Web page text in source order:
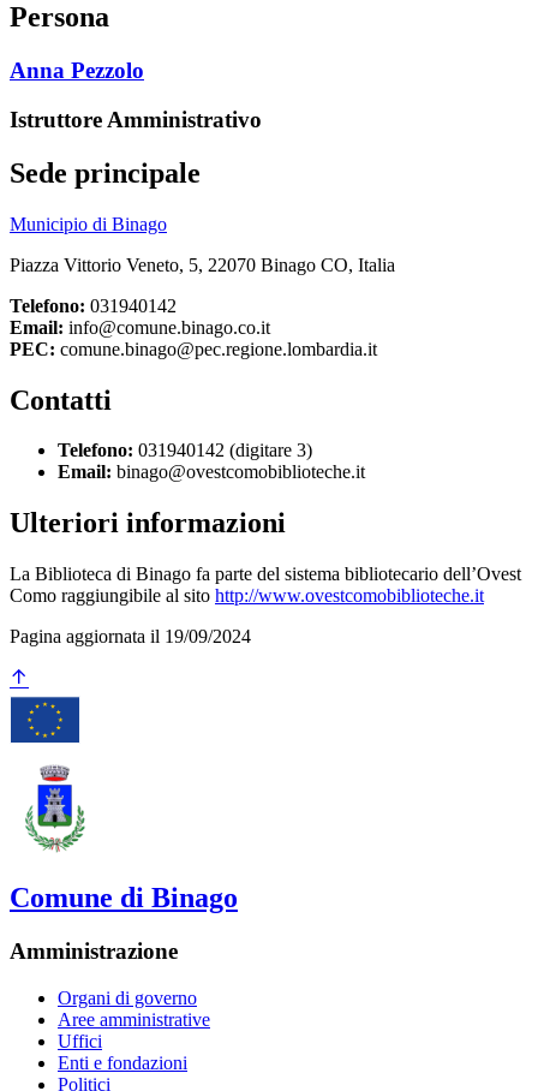
Persona
Anna Pezzolo
Istruttore Amministrativo
Sede principale
Municipio di Binago
Piazza Vittorio Veneto, 5, 22070 Binago CO, Italia
Telefono: 031940142
Email: info@comune.binago.co.it
PEC: comune.binago@pec.regione.lombardia.it
Contatti
Telefono: 031940142 (digitare 3)
Email: binago@ovestcomobiblioteche.it
Ulteriori informazioni
La Biblioteca di Binago fa parte del sistema bibliotecario dell’Ovest
Como raggiungibile al sito http://www.ovestcomobiblioteche.it
Pagina aggiornata il 19/09/2024
Comune di Binago
Amministrazione
Organi di governo
Aree amministrative
Uffici
Enti e fondazioni
Politici